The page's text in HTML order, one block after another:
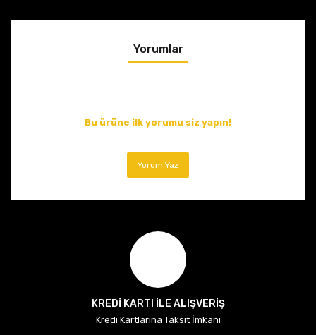
Yorumlar
Bu ürüne ilk yorumu siz yapın!
Yorum Yaz
KREDİ KARTI İLE ALIŞVERİŞ
Kredi Kartlarına Taksit İmkanı